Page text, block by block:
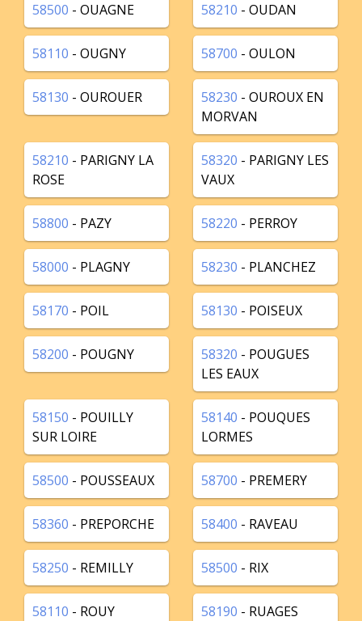
58500 - OUAGNE 58210 - OUDAN
58110 - OUGNY 58700 - OULON
58130 - OUROUER 58230 - OUROUX EN
MORVAN
58210 - PARIGNY LA
ROSE
58320 - PARIGNY LES
VAUX
58800 - PAZY 58220 - PERROY
58000 - PLAGNY 58230 - PLANCHEZ
58170 - POIL 58130 - POISEUX
58200 - POUGNY 58320 - POUGUES
LES EAUX
58150 - POUILLY
SUR LOIRE
58140 - POUQUES
LORMES
58500 - POUSSEAUX 58700 - PREMERY
58360 - PREPORCHE 58400 - RAVEAU
58250 - REMILLY 58500 - RIX
58110 - ROUY 58190 - RUAGES